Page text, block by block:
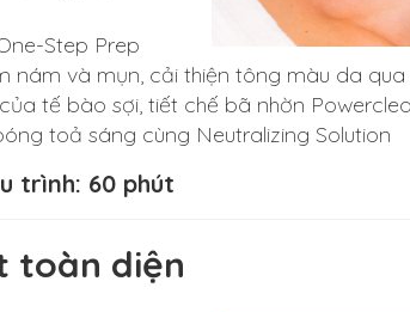
Step Prep
nám và mụn, cải thiện tông màu da qua
tế bào sợi, tiết chế bã nhờn
toả sáng cùng Neutralizing Solution
trình: 60 phút
toàn diện